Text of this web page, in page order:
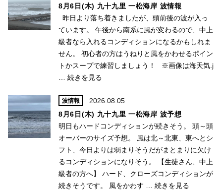
8月6日(木) 九十九里 一松海岸 波情報
昨日より落ち着きましたが、頭前後の波が入っ
ています。 午後から南系に風が変わるので、中上
級者なら入れるコンディションになるかもしれま
せん。 初心者の方はうねりと風をかわせるポイン
トかスープで練習しましょう！ ※画像は海天気.j
続きを見る
波情報
2026.08.05
8月6日(木) 九十九里 一松海岸 波予想
明日もハードコンディションが続きそう。 頭～頭
オーバーのサイズ予想。 風は北～北東、東へとシ
フト、今日よりは弱まりそうだがまとまりに欠け
るコンディションになりそう。 【生徒さん、中上
級者の方へ】 ハード、クローズコンディションが
続きそうです。 風をかわす … 続きを見る